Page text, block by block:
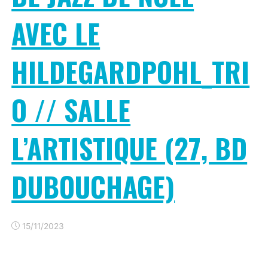
AVEC LE
HILDEGARDPOHL_TRI
O // SALLE
L’ARTISTIQUE (27, BD
DUBOUCHAGE)
15/11/2023